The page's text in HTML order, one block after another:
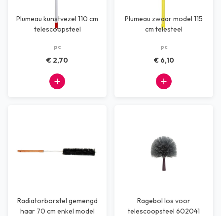
Plumeau kunstvezel 110 cm
telescoopsteel
pc
€ 2,70
Plumeau zwaar model 115
cm telesteel
pc
€ 6,10
Radiatorborstel gemengd
haar 70 cm enkel model
Ragebol los voor
telescoopsteel 602041